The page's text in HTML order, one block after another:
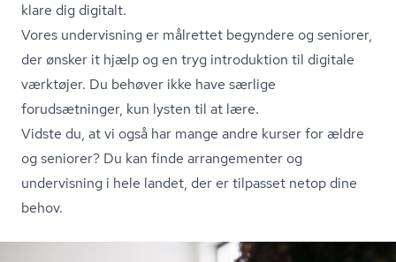
klare dig digitalt.
Vores undervisning er målrettet begyndere og seniorer,
der ønsker it hjælp og en tryg introduktion til digitale
værktøjer. Du behøver ikke have særlige
forudsætninger, kun lysten til at lære.
Vidste du, at vi også har mange andre kurser for ældre
og seniorer? Du kan finde arrangementer og
undervisning i hele landet, der er tilpasset netop dine
behov.